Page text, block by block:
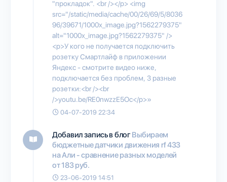
"прокладок". <br /></p> <img
src="/static/media/cache/00/26/69/5/8036
96/39671/1000x_image.jpg?1562279375"
alt="1000x_image.jpg?1562279375" />
<p>У кого не получается подключить
розетку Смартлайф в приложении
Яндекс - смотрите видео ниже,
подключается без проблем, 3 разные
розетки:<br /><br
/>youtu.be/RE0nwzzE5Oc</p>»
04-07-2019 22:34
Добавил запись в блогВыбираем
бюджетные датчики движения rf 433
на Али - сравнение разных моделей
от 183 руб.
23-06-2019 14:51